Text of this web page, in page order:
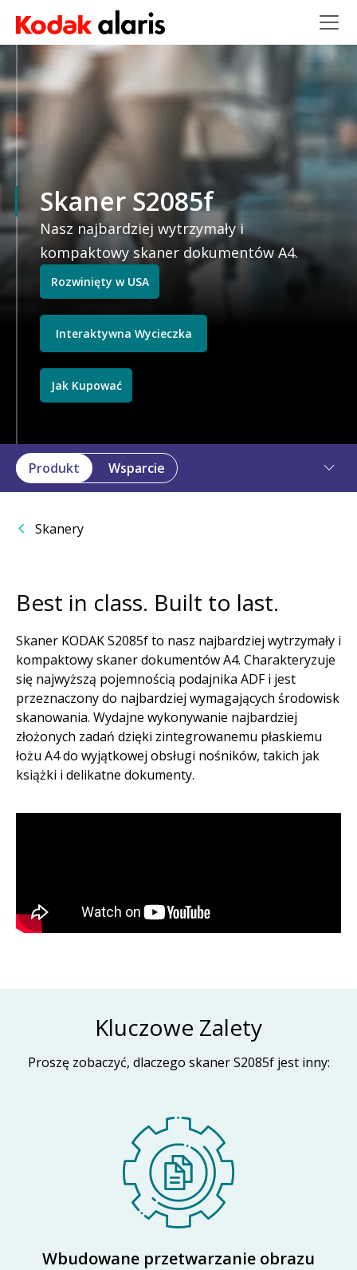
Skaner S2085f
Nasz najbardziej wytrzymały i
kompaktowy skaner dokumentów A4.
Rozwinięty w USA
Interaktywna Wycieczka
Jak Kupować
Produkt Wsparcie
Skanery
Best in class. Built to last.
Skaner KODAK S2085f to nasz najbardziej wytrzymały i
kompaktowy skaner dokumentów A4. Charakteryzuje
się najwyższą pojemnością podajnika ADF i jest
przeznaczony do najbardziej wymagających środowisk
skanowania. Wydajne wykonywanie najbardziej
złożonych zadań dzięki zintegrowanemu płaskiemu
łożu A4 do wyjątkowej obsługi nośników, takich jak
książki i delikatne dokumenty.​
Kluczowe Zalety
Proszę zobaczyć, dlaczego skaner S2085f jest inny:
Wbudowane przetwarzanie obrazu